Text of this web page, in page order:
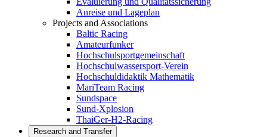
Anreise und Lageplan
Projects and Associations
Baltic Racing
Amateurfunker
Hochschulsportgemeinschaft
Hochschulwassersport-Verein
Hochschuldidaktik Mathematik
MariTeam Racing
Sundspace
Sund-Xplosion
ThaiGer-H2-Racing
Research and Transfer